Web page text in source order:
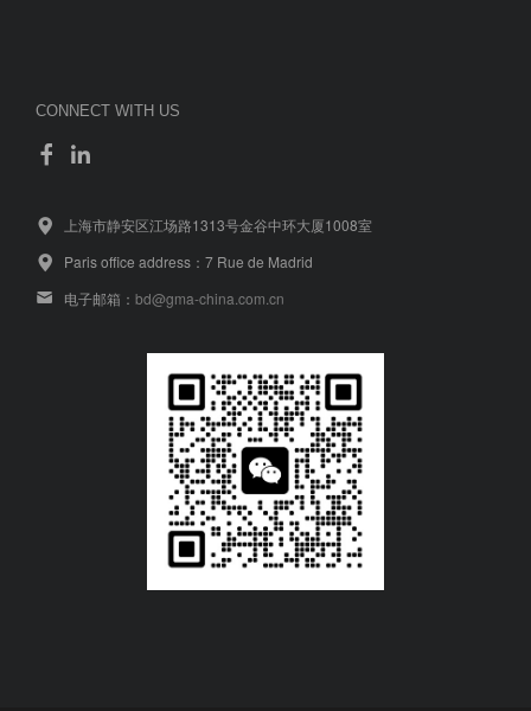
CONNECT WITH US
上海市静安区江场路1313号金谷中环大厦1008室
Paris office address：7 Rue de Madrid
电子邮箱： bd@gma-china.com.cn